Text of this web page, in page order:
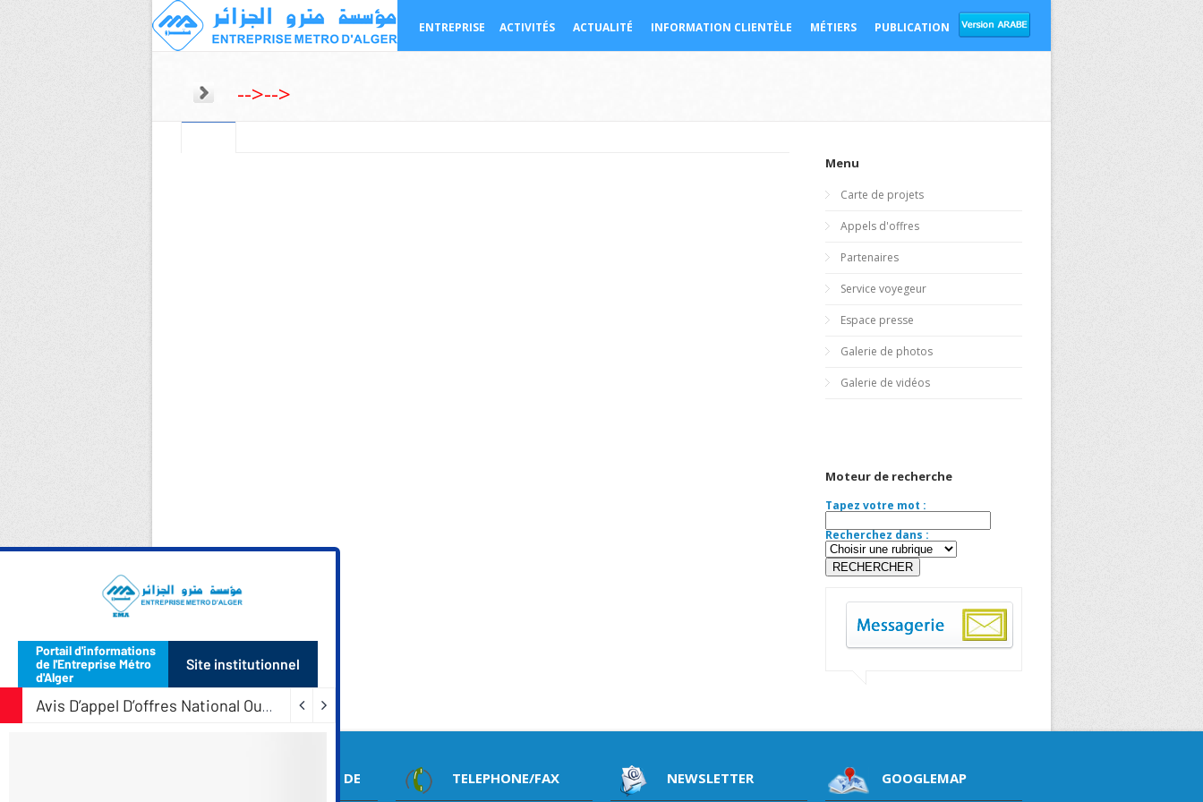
ENTREPRISE ACTIVITÉS ACTUALITÉ INFORMATION CLIENTÈLE MÉTIERS PUBLICATION
-->-->
Menu
Carte de projets
Appels d'offres
Partenaires
Service voyegeur
Espace presse
Galerie de photos
Galerie de vidéos
Moteur de recherche
Tapez votre mot :
Recherchez dans :
COORDONNEES DE TELEPHONE/FAX NEWSLETTER GOOGLEMAP